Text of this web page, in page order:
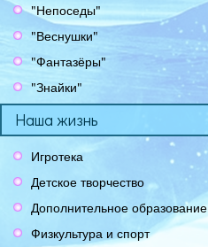
"Непоседы"
"Веснушки"
"Фантазёры"
"Знайки"
Наша жизнь
Игротека
Детское творчество
Дополнительное образование
Физкультура и спорт